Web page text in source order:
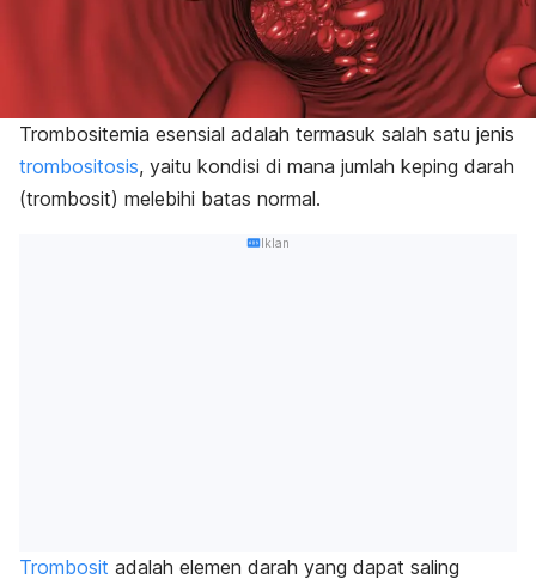
Trombositemia esensial adalah termasuk salah satu jenis
trombositosis, yaitu kondisi di mana jumlah keping darah
(trombosit) melebihi batas normal.
Iklan
Trombosit adalah elemen darah yang dapat saling